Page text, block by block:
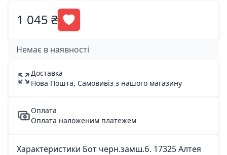
1 045 ₴
Немає в наявності
Доставка
Нова Пошта, Самовивіз з нашого магазину
Оплата
Оплата наложеним платежем
Характеристики Бот черн.замш.б. 17325 Алтея